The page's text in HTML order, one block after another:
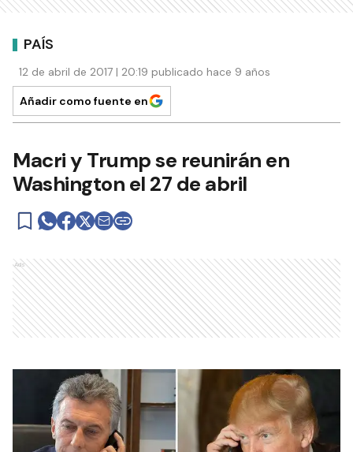
PAÍS
12 de abril de 2017 | 20:19 publicado hace 9 años
Añadir como fuente en
Macri y Trump se reunirán en
Washington el 27 de abril
Ads